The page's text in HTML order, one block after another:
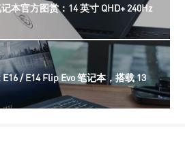
本官方图赏：14 英寸 QHD+ 240Hz
/ E14 Flip Evo 笔记本，搭载 13